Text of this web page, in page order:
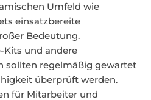
Umfeld wie
einsatzbereite
Bedeutung.
Kits und andere
sollten regelmäßig gewartet
überprüft werden.
für Mitarbeiter und